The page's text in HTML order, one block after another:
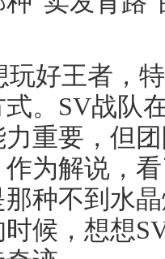
玩好王者，
。SV战队
重要，但
为解说，
种不到水
候，想想